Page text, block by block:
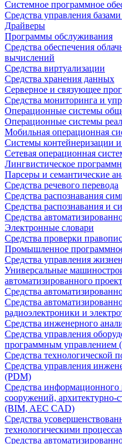
Системное программное
Средства управления
Драйверы
Программы обслуживания
Средства обеспечения
вычислений
Средства виртуализации
Средства хранения данных
Серверное и связующее
Средства мониторинга и
Операционные системы
Операционные системы
Мобильная операционная
Системы контейнеризации
Сетевая операционная
Лингвистическое
Парсеры и семантические
Средства речевого перевода
Средства распознавания
Средства распознавания и
Средства
Электронные словари
Средства проверки
Промышленное
Средства управления
Универсальные
автоматизированного
Средства
Средства
радиоэлектроники и
Средства инженерного
Средства управления
программным управлением
Средства технологической
Средства управления
(PDM)
Средства информационного
сооружений, архитектурно-
(BIM, AEC CAD)
Средства
технологическими
Средства